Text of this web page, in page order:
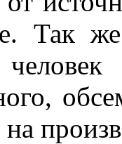
Так